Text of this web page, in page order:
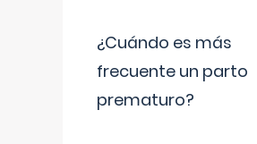
¿Cuándo es más
frecuente un parto
prematuro?